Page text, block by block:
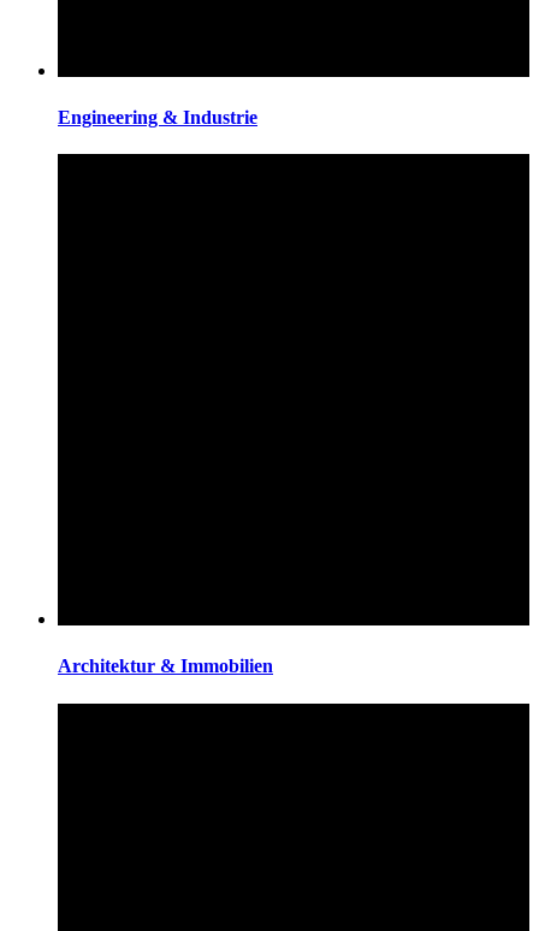
Engineering & Industrie
Architektur & Immobilien